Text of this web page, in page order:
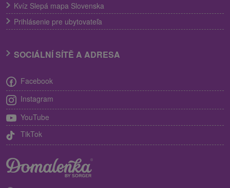
Kvíz Slepá mapa Slovenska
Prihlásenie pre ubytovateľa
SOCIÁLNÍ SÍTĚ A ADRESA
Facebook
Instagram
YouTube
TikTok